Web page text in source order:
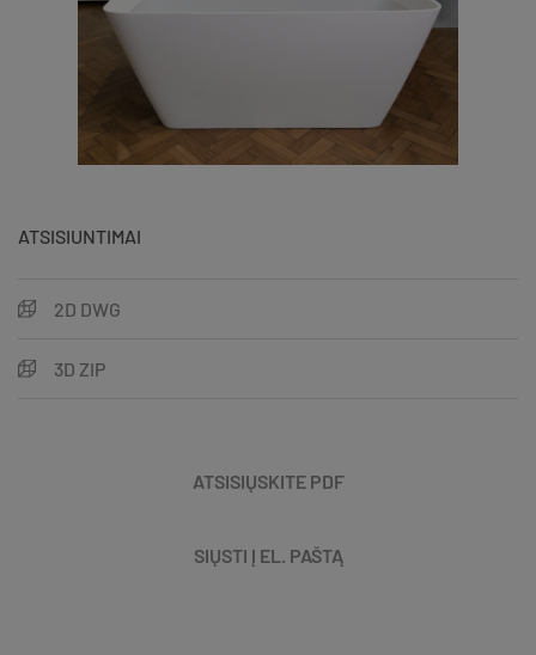
ATSISIUNTIMAI
2D DWG
3D ZIP
ATSISIŲSKITE PDF
SIŲSTI Į EL. PAŠTĄ